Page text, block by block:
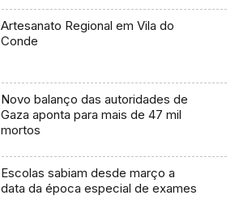
Artesanato Regional em Vila do
Conde
Novo balanço das autoridades de
Gaza aponta para mais de 47 mil
mortos
Escolas sabiam desde março a
data da época especial de exames